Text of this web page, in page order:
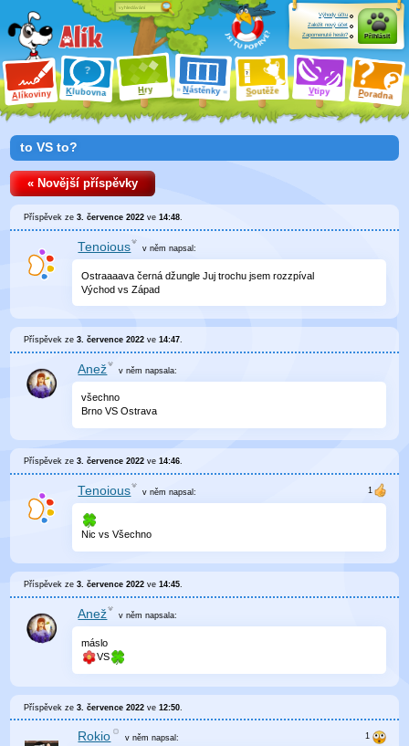
Alíkoviny Klubovna Hry Nástěnky Soutěže Vtipy Poradna
Výhody účtu
Založit nový účet
Zapomenuté heslo?
Přihlásit
to VS to?
« Novější příspěvky
Příspěvek ze3. července 2022 ve14:48.
Tenoious v něm napsal:
Ostraaaava černá džungle Juj trochu jsem rozzpíval
Východ vs Západ
Příspěvek ze3. července 2022 ve14:47
Anež v něm napsala:
všechno
Brno VS Ostrava
Příspěvek ze3. července 2022 ve14:46.
Tenoious v něm napsal:
Nic vs Všechno
Příspěvek ze3. července 2022 ve14:45.
Anež v něm napsala:
máslo
VS
Příspěvek ze3. července 2022 ve12:50
Rokio v němnapsal: